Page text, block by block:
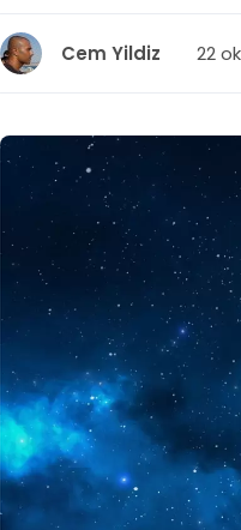
Cem Yildiz 22